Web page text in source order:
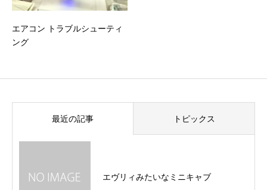
エアコン トラブルシューティ
ング
最近の記事 トピックス
エヴリィみたいなミニキャブ